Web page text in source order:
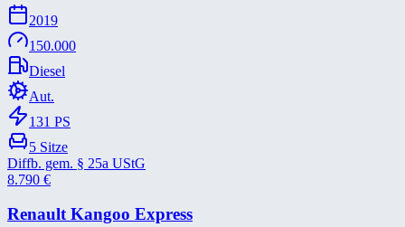
2019
150.000
Diesel
Aut.
131 PS
5 Sitze
Diffb. gem. § 25a UStG
8.790 €
Renault Kangoo Express